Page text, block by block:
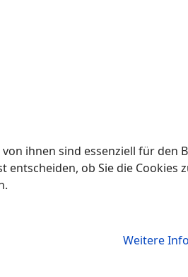
ihnen sind essenziell für
entscheiden, ob Sie die
Weitere